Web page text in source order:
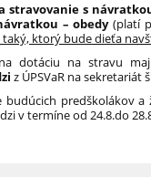
stravovanie s
– obedy (platí
taký, ktorý bude dieťa
dotáciu na stravu
z ÚPSVaR na sekretariát
budúcich predškolákov
v termíne od 24.8.do